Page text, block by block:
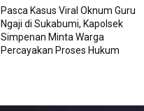
Pasca Kasus Viral Oknum Guru
Ngaji di Sukabumi, Kapolsek
Simpenan Minta Warga
Percayakan Proses Hukum